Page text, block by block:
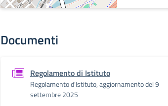
Documenti
Regolamento di Istituto
Regolamento d'Istituto, aggiornamento del 9
settembre 2025